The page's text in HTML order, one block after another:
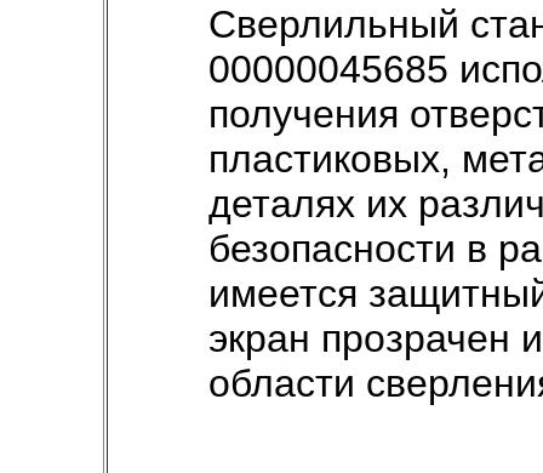
Сверлильный
00000045685
получения
пластиковых,
деталях их
безопасности в
имеется
экран прозрачен
области